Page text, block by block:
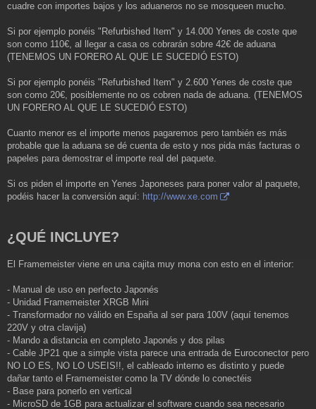
cuadre con importes bajos y los aduaneros no se mosqueen mucho.
Si por ejemplo ponéis "Refurbished Item" y 14.000 Yenes de coste que
son como 110€, al llegar a casa os cobrarán sobre 42€ de aduana
(TENEMOS UN FORERO AL QUE LE SUCEDIÓ ESTO)
Si por ejemplo ponéis "Refurbished Item" y 2.600 Yenes de coste que
son como 20€, posiblemente no os cobren nada de aduana. (TENEMOS
UN FORERO AL QUE LE SUCEDIÓ ESTO)
Cuanto menor es el importe menos pagaremos pero también es más
probable que la aduana se dé cuenta de esto y nos pida más facturas o
papeles para demostrar el importe real del paquete.
Si os piden el importe en Yenes Japoneses para poner valor al paquete,
podéis hacer la conversión aquí: http://www.xe.com
¿QUÉ INCLUYE?
El Framemeister viene en una cajita muy mona con esto en el interior:
- Manual de uso en perfecto Japonés
- Unidad Framemeister XRGB Mini
- Transformador no válido en España al ser para 100V (aquí tenemos
220V y otra clavija)
- Mando a distancia en completo Japonés y dos pilas
- Cable JP21 que a simple vista parece una entrada de Euroconector pero
NO LO ES, NO LO USEIS!!, el cableado interno es distinto y puede
dañar tanto el Framemeister como la TV dónde lo conectéis
- Base para ponerlo en vertical
- MicroSD de 1GB para actualizar el software cuando sea necesario